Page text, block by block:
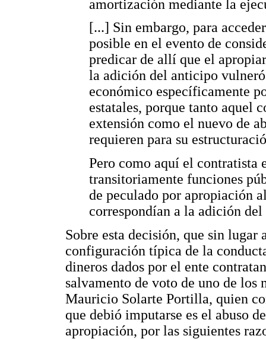
amortización mediante la
[...] Sin embargo, para
posible en el evento de
predicar de allí que el
la adición del anticipo
económico específicamente
estatales, porque tanto aquel
extensión como el nuevo de
requieren para su
Pero como aquí el contratista
transitoriamente funciones
de peculado por apropiación
correspondían a la adición
Sobre esta decisión, que sin lugar
configuración típica de la
dineros dados por el ente
salvamento de voto de uno de los
Mauricio Solarte Portilla, quien
que debió imputarse es el abuso
apropiación, por las siguientes